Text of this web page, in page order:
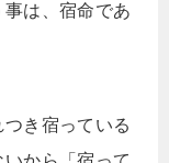
は、宿命であ
き宿っている